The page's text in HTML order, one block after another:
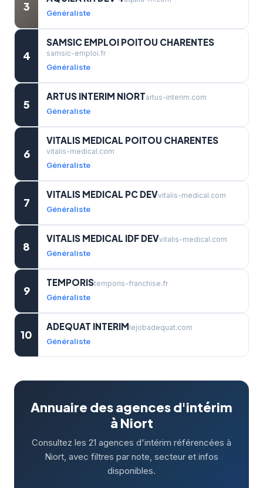
3 Généraliste
4
SAMSIC EMPLOI POITOU CHARENTES
samsic-emploi.fr
Généraliste
5
ARTUS INTERIM NIORTartus-interim.com
Généraliste
6
VITALIS MEDICAL POITOU CHARENTES
vitalis-medical.com
Généraliste
7
VITALIS MEDICAL PC DEVvitalis-medical.com
Généraliste
8
VITALIS MEDICAL IDF DEVvitalis-medical.com
Généraliste
9
TEMPORIStemporis-franchise.fr
Généraliste
10
ADEQUAT INTERIMlejobadequat.com
Généraliste
Annuaire des agences d'intérim
à Niort
Consultez les 21 agences d'intérim référencées à
Niort, avec filtres par note, secteur et infos
disponibles.